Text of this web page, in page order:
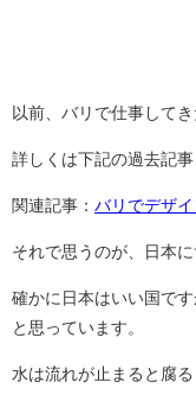
以前、バリで仕事して
詳しくは下記の過去記事
関連記事： バリでデザ
それで思うのが、日本
確かに日本はいい国で
と思っています。
水は流れが止まると腐る